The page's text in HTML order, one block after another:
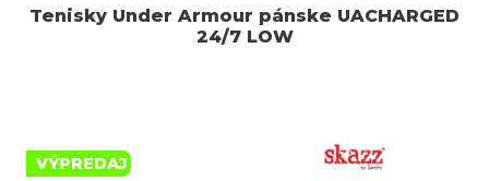
Tenisky Under Armour pánske UACHARGED
24/7 LOW
VÝPREDAJ